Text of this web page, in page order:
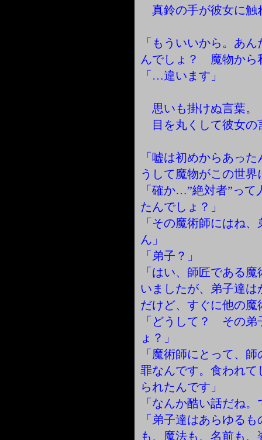
真鈴の手が彼女に触
「もういいから。あ
んでしょ？ 魔物から
「…違います」
思いも掛けぬ言葉。
目を丸くして彼女の
「嘘は初めからあっ
うして魔物がこの世
「確か…”絶対者”っ
たんでしょ？」
「その魔術師にはね
ん」
「弟子？」
「はい、師匠である
いましたが、弟子達
だけど、すぐに他の
「どうして？ その弟
ょ？」
「魔術師にとって、
罪なんです。食われ
られたんです」
「なんか酷い話だね
「弟子達はあらゆる
も、魔法も、名前も